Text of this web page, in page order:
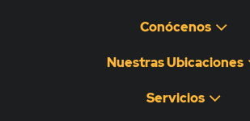
Conócenos
Nuestras Ubicaciones
Servicios